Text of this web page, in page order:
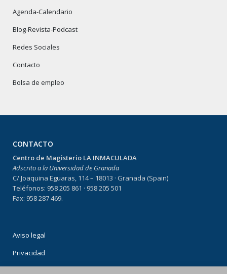
Agenda-Calendario
Blog-Revista-Podcast
Redes Sociales
Contacto
Bolsa de empleo
CONTACTO
Centro de Magisterio LA INMACULADA
Adscrito a la Universidad de Granada
C/ Joaquina Eguaras, 114 – 18013 · Granada (Spain)
Teléfonos: 958 205 861 · 958 205 501
Fax: 958 287 469.
Aviso legal
Privacidad